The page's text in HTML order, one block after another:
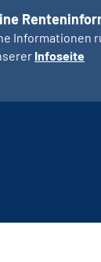
Informationen
Infoseite